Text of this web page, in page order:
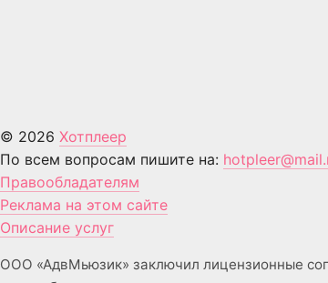
© 2026 Хотплеер
По всем вопросам пишите на:
Правообладателям
Реклама на этом сайте
Описание услуг
ООО «АдвМьюзик» заключил лицензионные